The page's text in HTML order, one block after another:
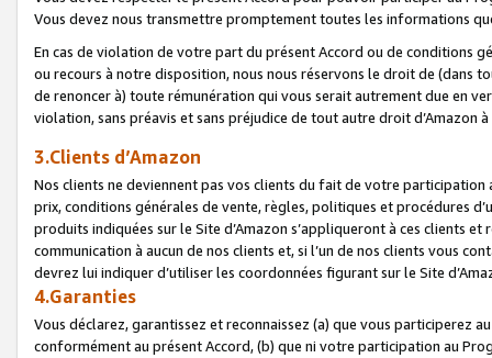
Vous devez nous transmettre promptement toutes les informations
En cas de violation de votre part du présent Accord ou de conditions
ou recours à notre disposition, nous nous réservons le droit de (dans
de renoncer à) toute rémunération qui vous serait autrement due en
violation, sans préavis et sans préjudice de tout autre droit
3.Clients d’Amazon
Nos clients ne deviennent pas vos clients du fait de votre
prix, conditions générales de vente, règles, politiques et procédures
produits indiquées sur le Site d’Amazon s’appliqueront à ces clients
communication à aucun de nos clients et, si l’un de nos clients vous
devrez lui indiquer d’utiliser les coordonnées figurant sur le Site
4.Garanties
Vous déclarez, garantissez et reconnaissez (a) que vous participerez
conformément au présent Accord, (b) que ni votre participation au